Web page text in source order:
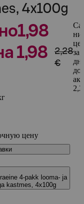
4x100g
1,98
1,98
2,28
€
за
до
цену
4-pakk looma- ja
kastmes, 4x100g